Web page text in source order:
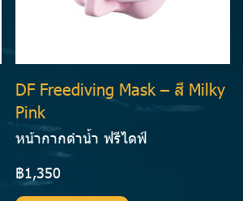
DF Freediving Mask – สี Milky
Pink
หน้ากากดำน้ำ ฟรีไดฟ์
฿1,350